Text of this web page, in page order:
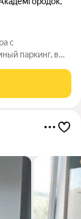
с
паркинг, в